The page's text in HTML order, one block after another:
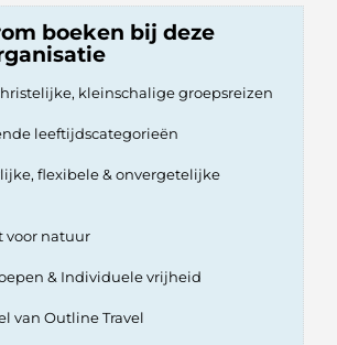
boeken bij deze
kleinschalige groepsreizen
leeftijdscategorieën
flexibele & onvergetelijke
voor natuur
& Individuele vrijheid
van Outline Travel